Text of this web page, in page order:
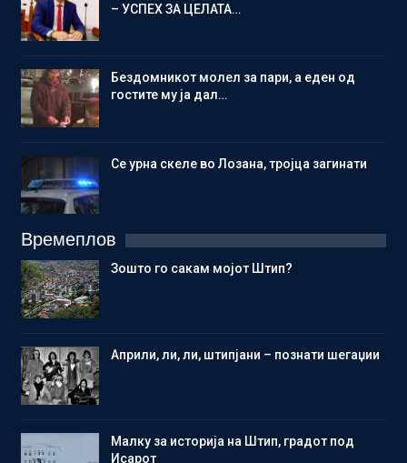
– УСПЕХ ЗА ЦЕЛАТА…
Бездомникот молел за пари, а еден од
гостите му ја дал…
Се урна скеле во Лозана, тројца загинати
Времеплов
Зошто го сакам мојот Штип?
Aприли, ли, ли, штипјани – познати шегаџии
Малку за историја на Штип, градот под
Исарот